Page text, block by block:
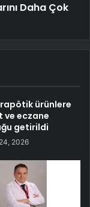
Daha Çok
ürünlere
ve eczane
getirildi
2026